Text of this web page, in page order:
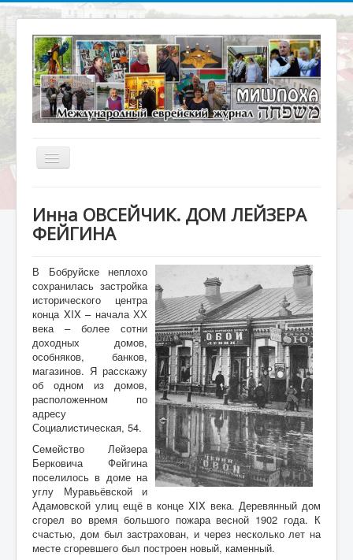
Включить/
выключить
О журнале
Наше кино
Архивариус
Актуальное интервью
Воспоминания
Дети войны вспоминают
Имя
Ищу родных
Литературная гостиная
Ликбез Мишпохи
Чтобы это никогда не повторилось!
Память
Инна ОВСЕЙЧИК. ДОМ ЛЕЙЗЕРА
ФЕЙГИНА
В Бобруйске неплохо
сохранилась застройка
исторического центра
конца XIX – начала ХХ
века – более сотни
доходных домов,
особняков, банков,
магазинов. Я расскажу
об одном из домов,
расположенном по
адресу
Социалистическая, 54.
Семейство Лейзера
Берковича Фейгина
поселилось в доме на
углу Муравьёвской и
Адамовской улиц ещё в конце XIX века. Деревянный дом
сгорел во время большого пожара весной 1902 года. К
счастью, дом был застрахован, и через несколько лет на
месте сгоревшего был построен новый, каменный.